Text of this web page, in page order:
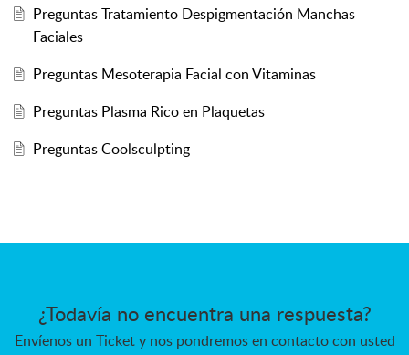
Preguntas Tratamiento Despigmentación Manchas
Faciales
Preguntas Mesoterapia Facial con Vitaminas
Preguntas Plasma Rico en Plaquetas
Preguntas Coolsculpting
¿Todavía no encuentra una respuesta?
Envíenos un Ticket y nos pondremos en contacto con usted